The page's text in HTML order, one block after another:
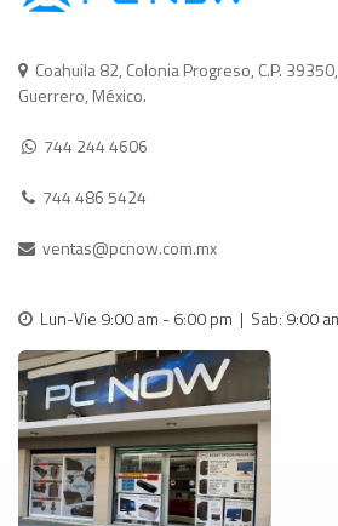
Coahuila 82, Colonia Progreso, C.P.
Guerrero, México.
744 244 4606
744 486 5424
ventas@pcnow.com.mx
Lun-Vie 9:00 am - 6:00 pm | Sab: 9:00